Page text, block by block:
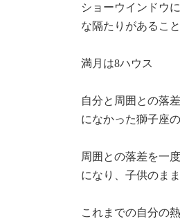
ショーウインドウ
な隔たりがあるこ
満月は8ハウス
自分と周囲との落
になかった獅子座
周囲との落差を一
になり、子供のま
これまでの自分の